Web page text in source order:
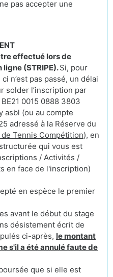
pas accepter une
effectué lors de
(STRIPE).Si, pour
n’est pas passé, un délai
solder l’inscription par
0015 0888 3803
asbl (ou au compte
adressé à la Réserve du
Tennis Compétition), en
qui vous est
/ Activités /
en face de l'inscription)
en espèce le premier
avant le début du stage
désistement écrit de
ci-après, le montant
s'il a été annulé faute de
que si elle est